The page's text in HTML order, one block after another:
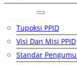
Tupoksi PPID
Visi Dan Misi PPID
Standar